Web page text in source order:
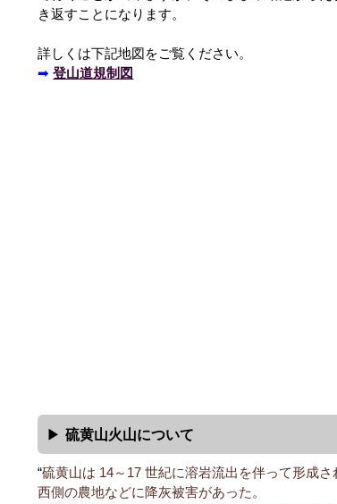
き返すことになります。
詳しくは下記地図をご覧ください。
➡ 登山道規制図
硫黄山火山について
“硫黄山は 14～17 世紀に溶岩流出を伴って形成
西側の農地などに降灰被害があった。